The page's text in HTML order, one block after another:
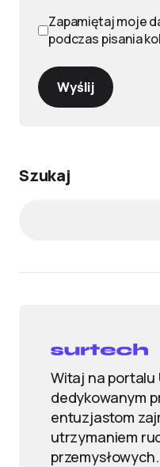
Zapamiętaj moje
podczas pisania
Wyślij
Szukaj
Witaj na portalu
dedykowanym
entuzjastom
utrzymaniem
przemysłowych.